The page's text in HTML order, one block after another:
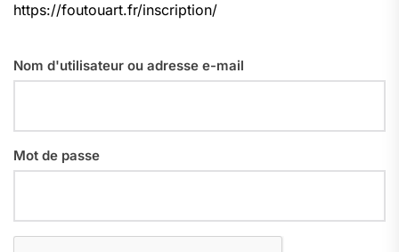
https://foutouart.fr/inscription/
Nom d'utilisateur ou adresse e-mail
Mot de passe